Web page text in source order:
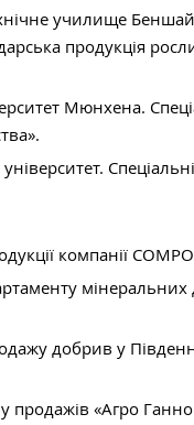
училище
продукція
Мюнхена.
компанії
мінеральних
добрив у
«Агро